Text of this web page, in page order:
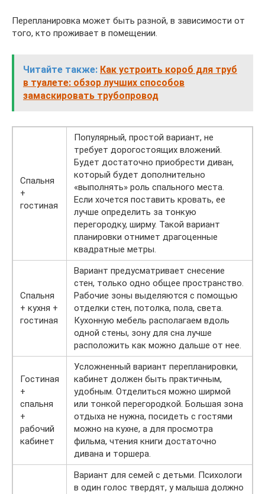
Перепланировка может быть разной, в зависимости от
того, кто проживает в помещении.
Читайте также: Как устроить короб для труб
в туалете: обзор лучших способов
замаскировать трубопровод
Спальня
+
гостиная
Популярный, простой вариант, не
требует дорогостоящих вложений.
Будет достаточно приобрести диван,
который будет дополнительно
«выполнять» роль спального места.
Если хочется поставить кровать, ее
лучше определить за тонкую
перегородку, ширму. Такой вариант
планировки отнимет драгоценные
квадратные метры.
Спальня
+ кухня +
гостиная
Вариант предусматривает снесение
стен, только одно общее пространство.
Рабочие зоны выделяются с помощью
отделки стен, потолка, пола, света.
Кухонную мебель располагаем вдоль
одной стены, зону для сна лучше
расположить как можно дальше от нее.
Гостиная
+
спальня
+
рабочий
кабинет
Усложненный вариант перепланировки,
кабинет должен быть практичным,
удобным. Отделиться можно ширмой
или тонкой перегородкой. Большая зона
отдыха не нужна, посидеть с гостями
можно на кухне, а для просмотра
фильма, чтения книги достаточно
дивана и торшера.
Вариант для семей с детьми. Психологи
в один голос твердят, у малыша должно